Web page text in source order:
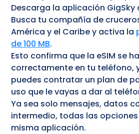
Descarga la aplicación GigSky
Busca tu compañía de
América y el Caribe y activa la
de 100 MB.
Esto confirma que la eSIM se
correctamente en tu teléfono,
puedes contratar un plan de
uso que le vayas a dar al
Ya sea solo mensajes, datos
intermedio, todas las
misma aplicación.